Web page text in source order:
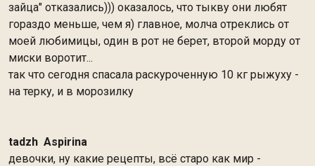
зайца" отказались))) оказалось, что тыкву они любят
гораздо меньше, чем я) главное, молча отреклись от
моей любимицы, один в рот не берет, второй морду от
миски воротит...
так что сегодня спасала раскуроченную 10 кг рыжуху -
на терку, и в морозилку
tadzh Aspirina
девочки, ну какие рецепты, всё старо как мир -